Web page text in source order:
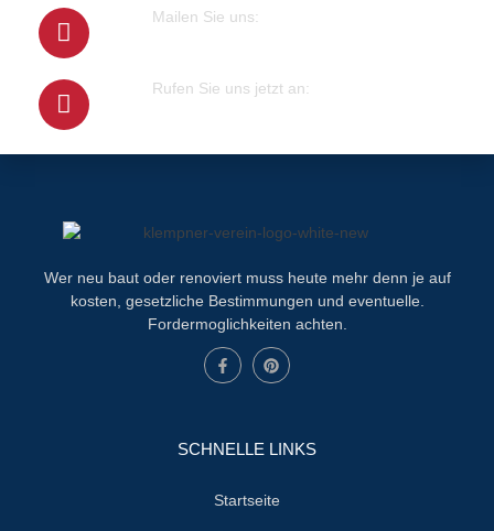
Mailen Sie uns:
Rufen Sie uns jetzt an:
Wer neu baut oder renoviert muss heute mehr denn je auf
kosten, gesetzliche Bestimmungen und eventuelle.
Fordermoglichkeiten achten.
SCHNELLE LINKS
Startseite